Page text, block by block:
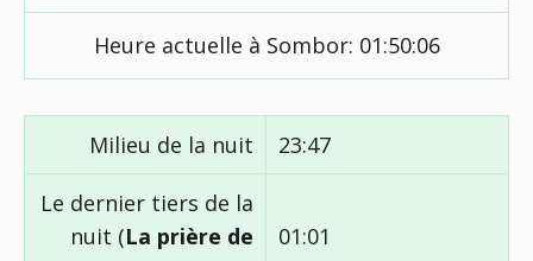
Heure actuelle à Sombor: 01:50:07
Milieu de la nuit 23:47
Le dernier tiers de la
nuit (La prière de
01:01